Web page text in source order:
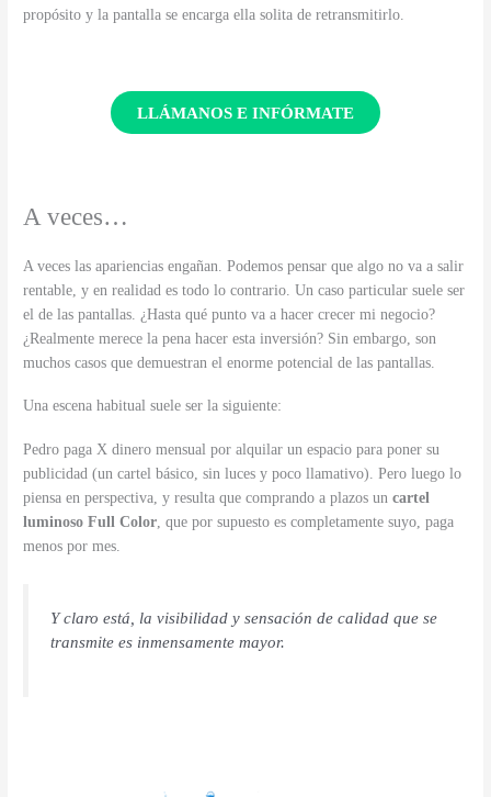
propósito y la pantalla se encarga ella solita de retransmitirlo.
LLÁMANOS E INFÓRMATE
A veces…
A veces las apariencias engañan. Podemos pensar que algo no va a salir
rentable, y en realidad es todo lo contrario. Un caso particular suele ser
el de las pantallas. ¿Hasta qué punto va a hacer crecer mi negocio?
¿Realmente merece la pena hacer esta inversión? Sin embargo, son
muchos casos que demuestran el enorme potencial de las pantallas.
Una escena habitual suele ser la siguiente:
Pedro paga X dinero mensual por alquilar un espacio para poner su
publicidad (un cartel básico, sin luces y poco llamativo). Pero luego lo
piensa en perspectiva, y resulta que comprando a plazos uncartel
luminoso Full Color, que por supuesto es completamente suyo, paga
menos por mes.
Y claro está, la visibilidad y sensación de calidad que se
transmite es inmensamente mayor.